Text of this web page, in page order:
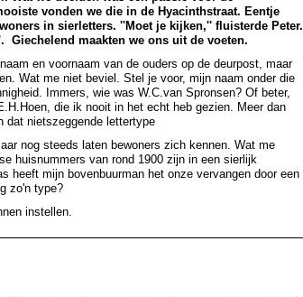
vonden we die in de Hyacinthstraat. Eentje
in sierletters. ''Moet je kijken,'' fluisterde Peter.
Giechelend maakten we ons uit de voeten.
en voornaam van de ouders op de deurpost, maar
Wat me niet beviel. Stel je voor, mijn naam onder die
Immers, wie was W.C.van Spronsen? Of beter,
die ik nooit in het echt heb gezien. Meer dan
dat nietszeggende lettertype
nog steeds laten bewoners zich kennen. Wat me
huisnummers van rond 1900 zijn in een sierlijk
heeft mijn bovenbuurman het onze vervangen door een
zo'n type?
instellen.